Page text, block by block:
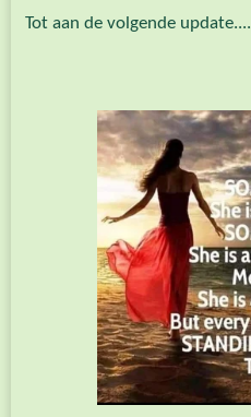
Tot aan de volgende update....